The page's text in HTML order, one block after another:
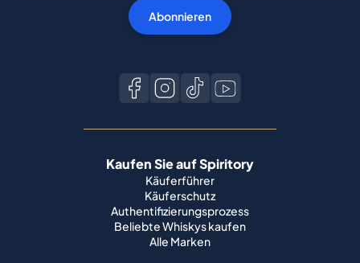
Abonnieren
Kaufen Sie auf Spiritory
Käuferführer
Käuferschutz
Authentifizierungsprozess
Beliebte Whiskys kaufen
Alle Marken